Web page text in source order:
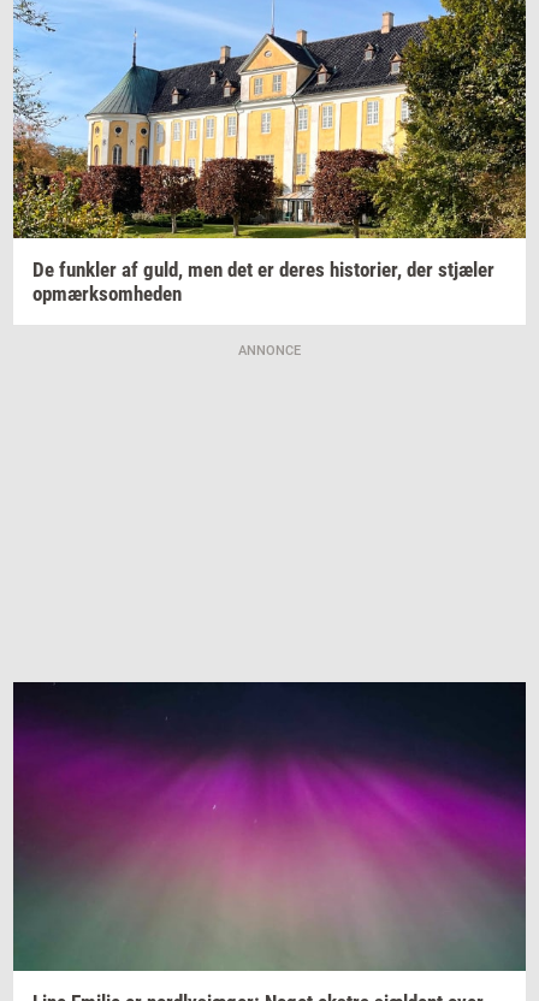
De funk­ler af guld, men det er deres hi­sto­ri­er, der stjæ­ler
op­mærk­som­he­den
ANNONCE